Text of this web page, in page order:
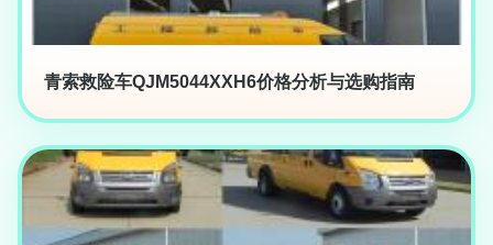
青索救险车QJM5044XXH6价格分析与选购指南